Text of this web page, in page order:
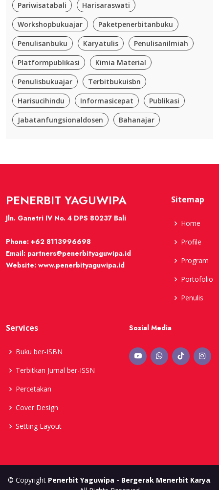
Pariwisatabali Harisaraswati
Workshopbukuajar Paketpenerbitanbuku
Penulisanbuku Karyatulis Penulisanilmiah
Platformpublikasi Kimia Material
Penulisbukuajar Terbitbukuisbn
Harisucihindu Informasicepat Publikasi
Jabatanfungsionaldosen Bahanajar
PENERBIT YAGUWIPA
Jln. Ganetri IV No. 4 DPS 80237 Bali
Phone: +62 8113996698
Email: partners@penerbityaguwipa.id
Website: www.penerbityaguwipa.id
Sitemap
Home
Profile
Program
Portofolio
Penulis
Services
Buku ber-ISBN
Terbitkan Jurnal ber-ISSN
Percetakan
Cover Design
Setting Layout
Sosial Media
© Copyright Penerbit Yaguwipa - Bergerak Menerbit Karya.